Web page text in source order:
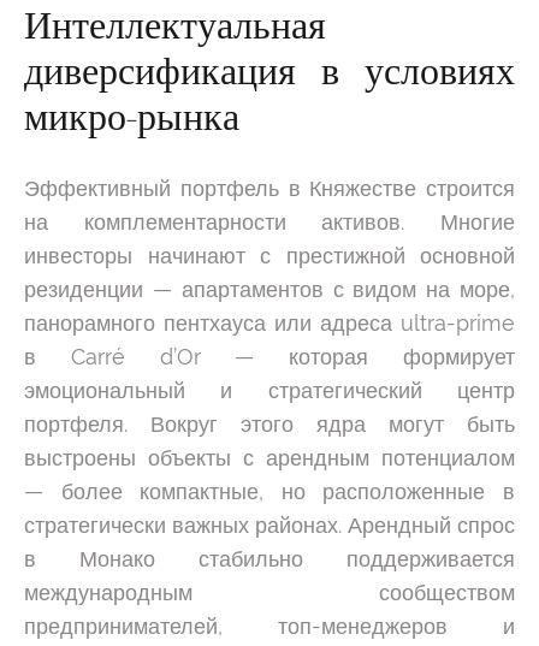
Интеллектуальная
диверсификация в условиях
микро-рынка
Эффективный портфель в Княжестве строится
на комплементарности активов. Многие
инвесторы начинают с престижной основной
резиденции — апартаментов с видом на море,
панорамного пентхауса или адреса ultra-prime
в Carré d’Or — которая формирует
эмоциональный и стратегический центр
портфеля. Вокруг этого ядра могут быть
выстроены объекты с арендным потенциалом
— более компактные, но расположенные в
стратегически важных районах. Арендный спрос
в Монако стабильно поддерживается
международным сообществом
предпринимателей, топ-менеджеров и